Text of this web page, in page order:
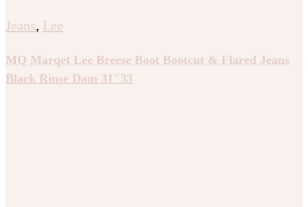
Jeans, Lee
MQ Marqet Lee Breese Boot Bootcut & Flared Jeans
Black Rinse Dam 31″33